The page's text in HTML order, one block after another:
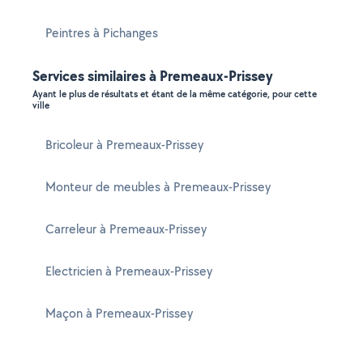
Peintres à Pichanges
Services similaires à Premeaux-Prissey
Ayant le plus de résultats et étant de la même catégorie, pour cette
ville
Bricoleur à Premeaux-Prissey
Monteur de meubles à Premeaux-Prissey
Carreleur à Premeaux-Prissey
Electricien à Premeaux-Prissey
Maçon à Premeaux-Prissey